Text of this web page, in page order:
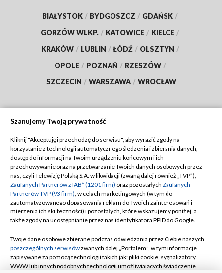
BIAŁYSTOK / BYDGOSZCZ / GDAŃSK /
GORZÓW WLKP. / KATOWICE / KIELCE /
KRAKÓW / LUBLIN / ŁÓDŹ / OLSZTYN /
OPOLE / POZNAŃ / RZESZÓW /
SZCZECIN / WARSZAWA / WROCŁAW
TVP
Abonament TVP
Emisja w TVP
Centrum informacji TVP
Naziemna Telewizja Cyfrowa
Rada Programowa
System NOS
Regulamin TVP
Polityka prywatności
Moje zgody
Pomoc
Kontakt
Szanujemy Twoją prywatność
Kliknij "Akceptuję i przechodzę do serwisu", aby wyrazić zgody na
korzystanie z technologii automatycznego śledzenia i zbierania danych,
dostęp do informacji na Twoim urządzeniu końcowym i ich
przechowywanie oraz na przetwarzanie Twoich danych osobowych przez
nas, czyli Telewizję Polską S.A. w likwidacji (zwaną dalej również „TVP”),
Zaufanych Partnerów z IAB* (1201 firm) oraz pozostałych Zaufanych
Partnerów TVP (93 firm), w celach marketingowych (w tym do
zautomatyzowanego dopasowania reklam do Twoich zainteresowań i
mierzenia ich skuteczności) i pozostałych, które wskazujemy poniżej, a
także zgody na udostępnianie przez nas identyfikatora PPID do Google.
Twoje dane osobowe zbierane podczas odwiedzania przez Ciebie naszych
poszczególnych serwisówzwanych dalej „Portalem”, w tym informacje
zapisywane za pomocą technologii takich jak: pliki cookie, sygnalizatory
WWW lub innych podobnych technologii umożliwiających świadczenie